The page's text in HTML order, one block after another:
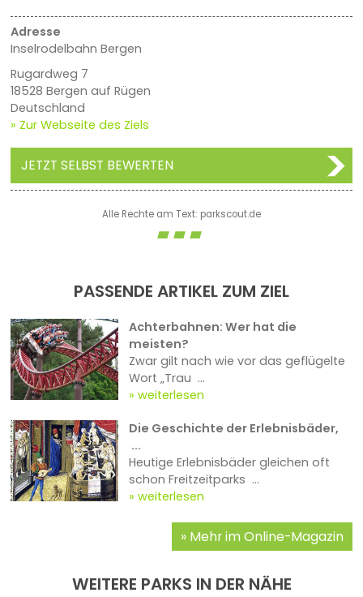
Adresse
Inselrodelbahn Bergen
Rugardweg 7
18528 Bergen auf Rügen
Deutschland
» Zur Webseite des Ziels
JETZT SELBST BEWERTEN
Alle Rechte am Text: parkscout.de
PASSENDE ARTIKEL ZUM ZIEL
Achterbahnen: Wer hat die
meisten?
Zwar gilt nach wie vor das geflügelte
Wort „Trau ...
weiterlesen
Die Geschichte der Erlebnisbäder,
...
Heutige Erlebnisbäder gleichen oft
schon Freitzeitparks ...
weiterlesen
Mehr im Online-Magazin
WEITERE PARKS IN DER NÄHE